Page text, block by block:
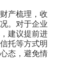
产梳理，收
。对于企业
建议提前进
托等方式明
态，避免情